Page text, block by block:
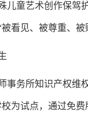
儿童艺术创作保驾
看见、被尊重、被
事务所知识产权
为试点，通过免